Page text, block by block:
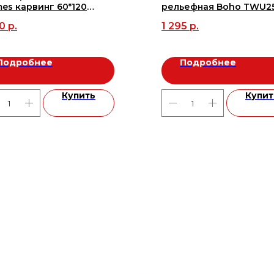
карвинг 60*120
р.
Купить
рельефная Boho
пал), м2
1 295 р.
Подробнее